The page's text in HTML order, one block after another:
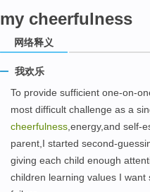
my cheerfulness
网络释义
我欢乐
To provide sufficient one-on-
most difficult challenge as a
cheerfulness ,energy,and self-
parent,I started second-
giving each child enough
children learning values I